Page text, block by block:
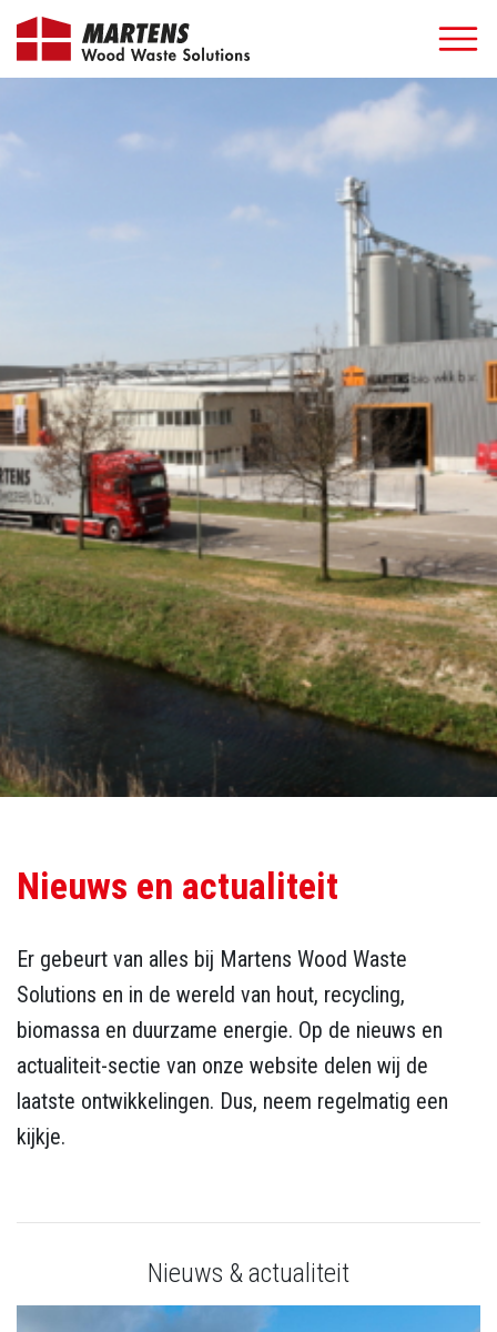
Nieuws en actualiteit
Er gebeurt van alles bij Martens Wood Waste
Solutions en in de wereld van hout, recycling,
biomassa en duurzame energie. Op de nieuws en
actualiteit-sectie van onze website delen wij de
laatste ontwikkelingen. Dus, neem regelmatig een
kijkje.
Nieuws & actualiteit